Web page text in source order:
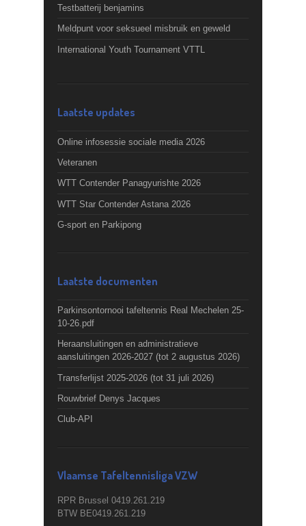
Testbatterij benjamins
Meldpunt voor seksueel misbruik en geweld
International Youth Tournament VTTL
Laatste updates
Online infosessie sociale media 2026
Veteranen
WTT Contender Panagyurishte 2026
WTT Star Contender Astana 2026
G-sport en Parkipong
Laatste documenten
Parkinsontornooi tafeltennis Real Mechelen 25-
10-26.pdf
Heraansluitingen en administratieve
aansluitingen 2026-2027 (tot 2 augustus 2026)
Transferlijst 2025-2026 (tot 31 juli 2026)
Rouwbrief Denys Jacques
Club-API
Vlaamse Tafeltennisliga VZW
RPR Brussel 0419.261.219
BTW BE0419.261.219